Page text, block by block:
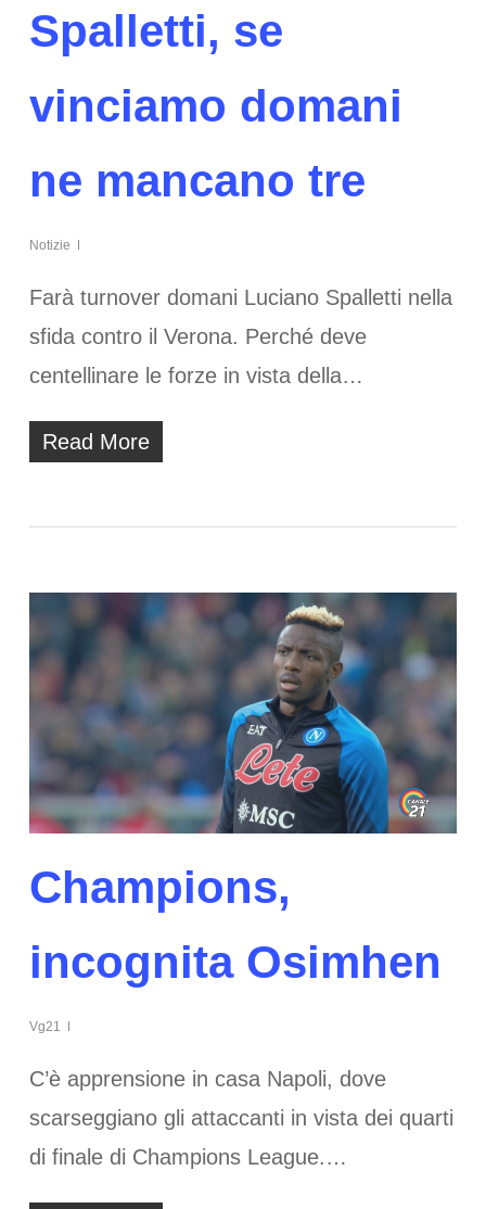
Spalletti, se
vinciamo domani
ne mancano tre
Notizie
Farà turnover domani Luciano Spalletti nella
sfida contro il Verona. Perché deve
centellinare le forze in vista della…
Read More
Champions,
incognita Osimhen
Vg21
C’è apprensione in casa Napoli, dove
scarseggiano gli attaccanti in vista dei quarti
di finale di Champions League.…